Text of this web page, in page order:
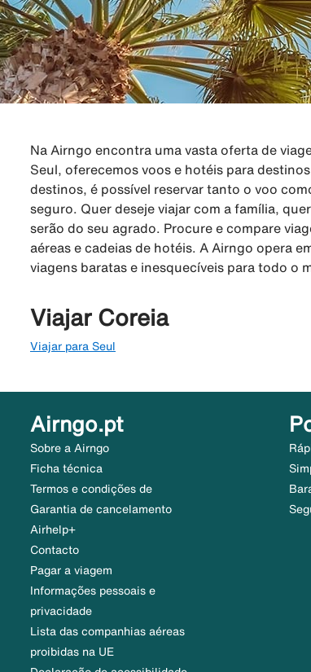
Na Airngo encontra uma vasta oferta de
Seul, oferecemos voos e hotéis para
destinos, é possível reservar tanto o voo
seguro. Quer deseje viajar com a família,
serão do seu agrado. Procure e compare
aéreas e cadeias de hotéis. A Airngo opera
viagens baratas e inesquecíveis para todo o
Viajar Coreia
Viajar para Seul
Airngo.pt
Sobre a Airngo
Ficha técnica
Termos e condições de
Garantia de cancelamento
Airhelp+
Contacto
Pagar a viagem
Informações pessoais e
privacidade
Lista das companhias aéreas
proibidas na UE